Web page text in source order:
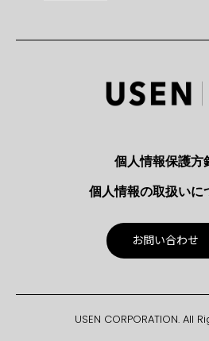
個人情報保護方
個人情報の取扱いに
お問い合わせ
USEN CORPORATION. All